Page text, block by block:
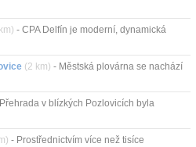
- CPA Delfín je moderní, dynamická
(2 km) - Městská plovárna se nachází
v blízkých Pozlovicích byla
- Prostřednictvím více než tisíce